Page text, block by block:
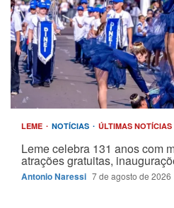
LEME NOTÍCIAS ÚLTIMAS NOTÍCIAS
Leme celebra 131 anos com
atrações gratuitas,
Antonio Naressi 7 de agosto de 2026